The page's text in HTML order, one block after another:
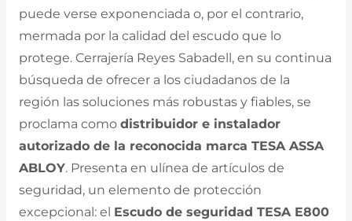
puede verse exponenciada o, por el contrario,
mermada por la calidad del escudo que lo
protege. Cerrajería Reyes Sabadell, en su continua
búsqueda de ofrecer a los ciudadanos de la
región las soluciones más robustas y fiables, se
proclama como distribuidor e instalador
autorizado de la reconocida marca TESA ASSA
ABLOY. Presenta en ulínea de artículos de
seguridad, un elemento de protección
excepcional: el Escudo de seguridad TESA E800